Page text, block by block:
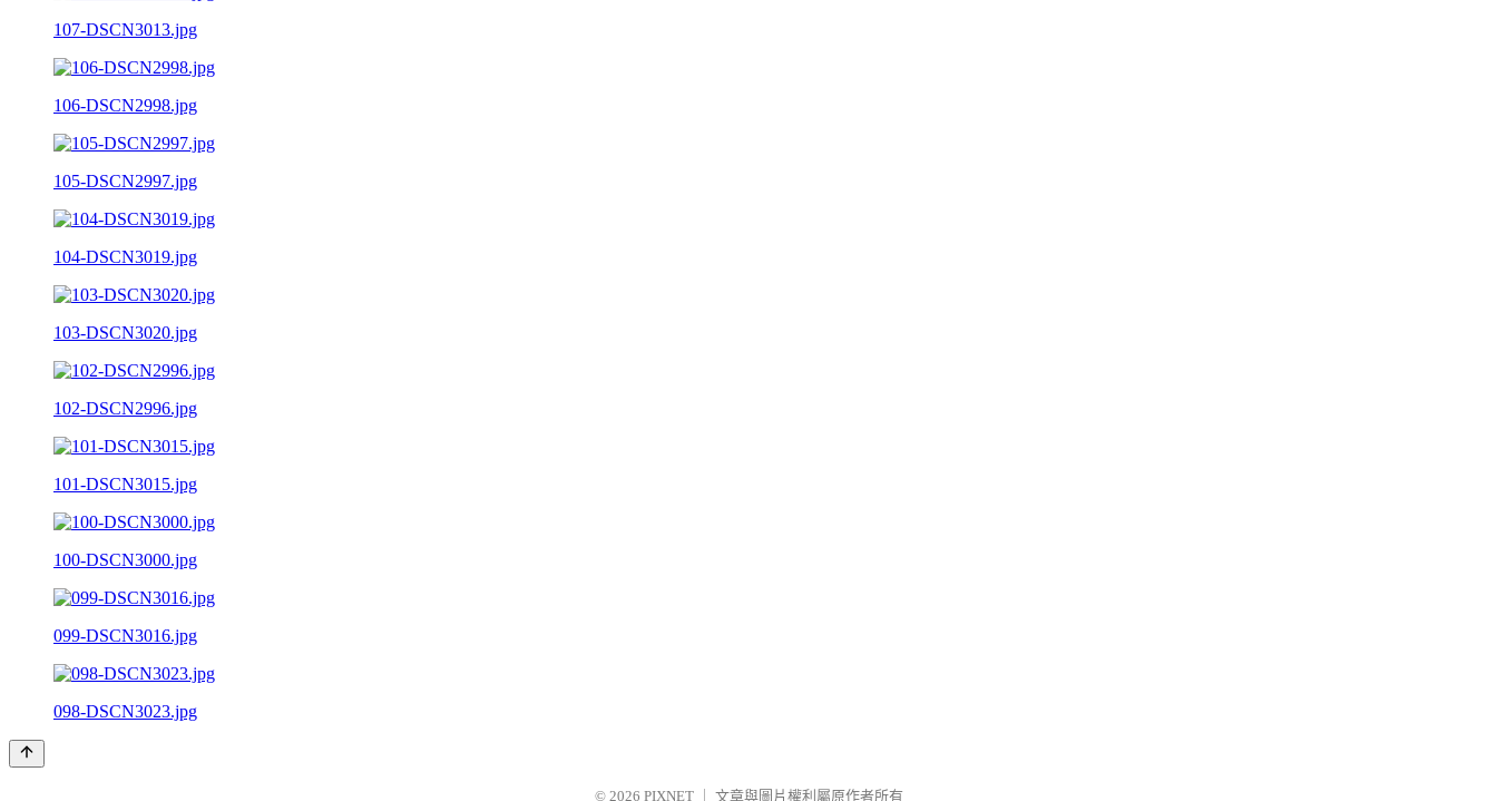
107-DSCN3013.jpg
106-DSCN2998.jpg
105-DSCN2997.jpg
104-DSCN3019.jpg
103-DSCN3020.jpg
102-DSCN2996.jpg
101-DSCN3015.jpg
100-DSCN3000.jpg
099-DSCN3016.jpg
098-DSCN3023.jpg
© 2026 PIXNET 文章與圖片權利屬原作者所有